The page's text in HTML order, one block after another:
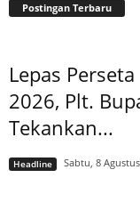
Postingan Terbaru
Lepas
2026, Plt.
Tekankan...
Headline Sabtu, 8